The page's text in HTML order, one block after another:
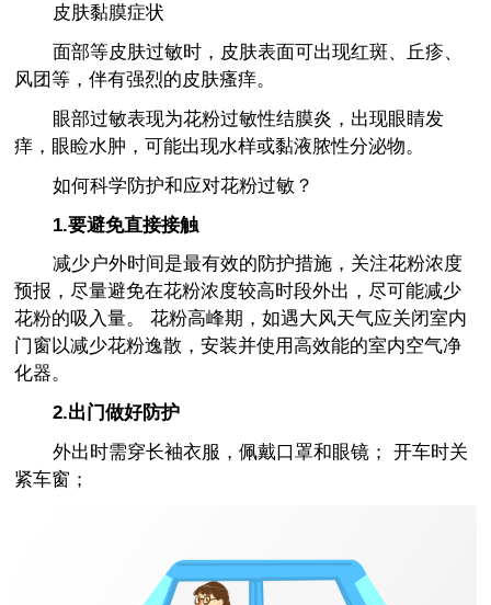
皮肤黏膜症状
面部等皮肤过敏时，皮肤表面可出现红斑、丘疹、
风团等，伴有强烈的皮肤瘙痒。
眼部过敏表现为花粉过敏性结膜炎，出现眼睛发
痒，眼睑水肿，可能出现水样或黏液脓性分泌物。
如何科学防护和应对花粉过敏？
1.要避免直接接触
减少户外时间是最有效的防护措施，关注花粉浓度
预报，尽量避免在花粉浓度较高时段外出，尽可能减少
花粉的吸入量。 花粉高峰期，如遇大风天气应关闭室内
门窗以减少花粉逸散，安装并使用高效能的室内空气净
化器。
2.出门做好防护
外出时需穿长袖衣服，佩戴口罩和眼镜； 开车时关
紧车窗；